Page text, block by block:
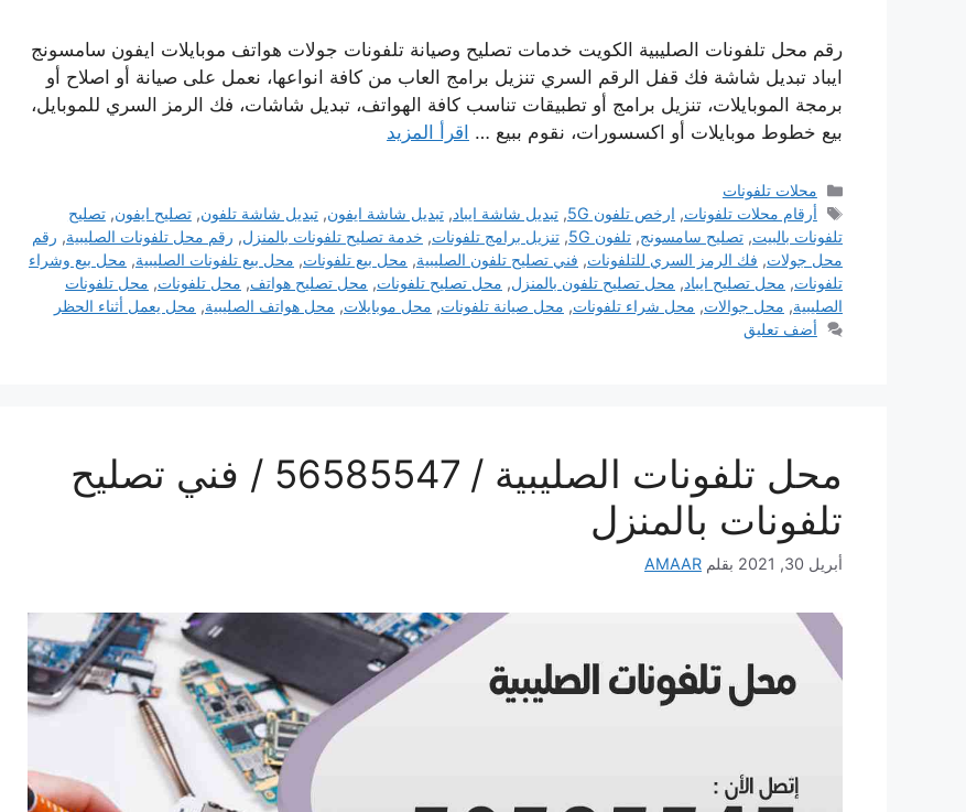
رقم محل تلفونات الصليبية الكويت خدمات تصليح وصيانة تلفونات جولات هواتف موبايلات ايفون سامسونج
ايباد تبديل شاشة فك قفل الرقم السري تنزيل برامج العاب من كافة انواعها، نعمل على صيانة أو اصلاح أو
برمجة الموبايلات، تنزيل برامج أو تطبيقات تناسب كافة الهواتف، تبديل شاشات، فك الرمز السري للموبايل،
بيع خطوط موبايلات أو اكسسورات، نقوم ببيع … اقرأ المزيد
التصنيفات
محلات تلفونات
الوسوم
أرقام محلات تلفونات, ارخص تلفون 5G ,تبديل شاشة ايباد,تبديل شاشة ايفون,تبديل شاشة تلفون,تصليح ايفون,تصليح
تلفونات بالبيت, تصليح سامسونج, تلفون 5G , تنزيل برامج تلفونات, خدمة تصليح تلفونات بالمنزل, رقم محل تلفونات الصليبية, رقم
محل جولات, فك الرمز السري للتلفونات, فني تصليح تلفون الصليبية, محل بيع تلفونات, محل بيع تلفونات الصليبية, محل بيع وشراء
تلفونات, محل تصليح ايباد, محل تصليح تلفون بالمنزل, محل تصليح تلفونات, محل تصليح هواتف, محل تلفونات, محل تلفونات
الصليبية, محل جوالات, محل شراء تلفونات, محل صيانة تلفونات, محل موبايلات, محل هواتف الصليبية, محل يعمل أثناء الحظر
أضف تعليق
محل تلفونات الصليبية / 56585547 / فني تصليح
تلفونات بالمنزل
أبريل 30, 2021 بقلم AMAAR